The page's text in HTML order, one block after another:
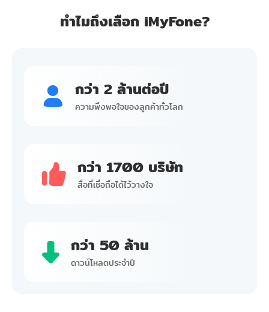
ทำไมถึงเลือก iMyFone?
กว่า 2 ล้านต่อปี
ความพึงพอใจของลูกค้าทั่วโลก
กว่า 1700 บริษัท
สื่อที่เชื่อถือได้ไว้วางใจ
กว่า 50 ล้าน
ดาวน์โหลดประจำปี